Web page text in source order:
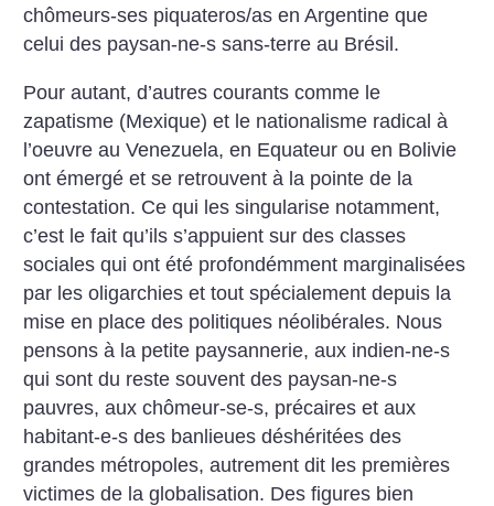
chômeurs-ses piquateros/as en Argentine que
celui des paysan-ne-s sans-terre au Brésil.
Pour autant, d’autres courants comme le
zapatisme (Mexique) et le nationalisme radical à
l’oeuvre au Venezuela, en Equateur ou en Bolivie
ont émergé et se retrouvent à la pointe de la
contestation. Ce qui les singularise notamment,
c’est le fait qu’ils s’appuient sur des classes
sociales qui ont été profondémment marginalisées
par les oligarchies et tout spécialement depuis la
mise en place des politiques néolibérales. Nous
pensons à la petite paysannerie, aux indien-ne-s
qui sont du reste souvent des paysan-ne-s
pauvres, aux chômeur-se-s, précaires et aux
habitant-e-s des banlieues déshéritées des
grandes métropoles, autrement dit les premières
victimes de la globalisation. Des figures bien